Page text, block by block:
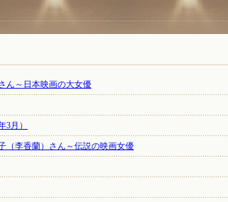
ん～日本映画の大女優
3月）
（李香蘭）さん～伝説の映画女優